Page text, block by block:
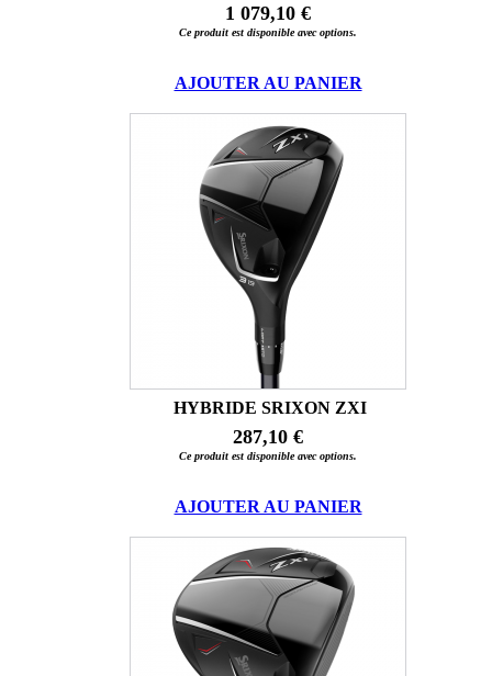
1 079,10 €
Ce produit est disponible avec options.
AJOUTER AU PANIER
HYBRIDE SRIXON ZXI
287,10 €
Ce produit est disponible avec options.
AJOUTER AU PANIER